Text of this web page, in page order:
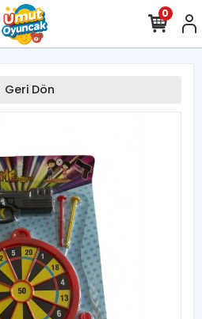
0
Geri Dön